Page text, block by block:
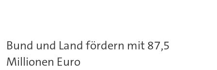
Bund und Land fördern mit 87,5
Millionen Euro